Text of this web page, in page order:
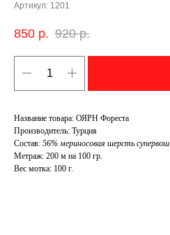
Артикул: 1201
850 р. 920 р.
Название товара: ОЯРН Фореста
Производитель: Турция
Состав: 56% мериносовая шерсть
Метраж: 200 м на 100 гр.
Вес мотка: 100 г.